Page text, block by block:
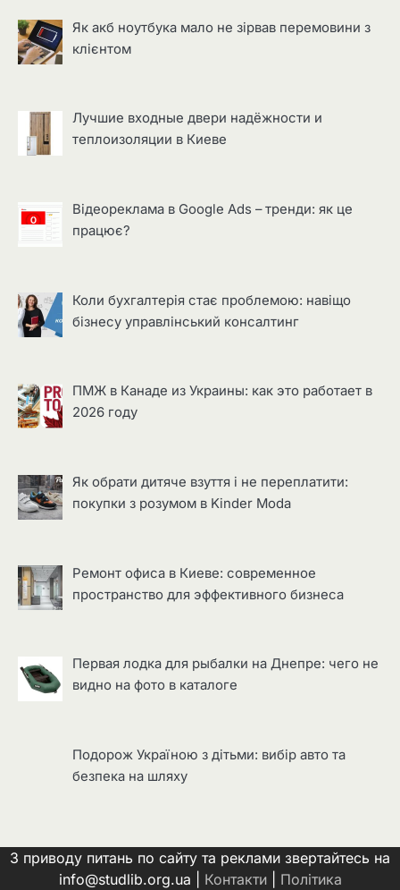
Як акб ноутбука мало не зірвав перемовини з
клієнтом
Лучшие входные двери надёжности и
теплоизоляции в Киеве
Відеореклама в Google Ads – тренди: як це
працює?
Коли бухгалтерія стає проблемою: навіщо
бізнесу управлінський консалтинг
ПМЖ в Канаде из Украины: как это работает в
2026 году
Як обрати дитяче взуття і не переплатити:
покупки з розумом в Kinder Moda
Ремонт офиса в Киеве: современное
пространство для эффективного бизнеса
Первая лодка для рыбалки на Днепре: чего не
видно на фото в каталоге
Подорож Україною з дітьми: вибір авто та
безпека на шляху
З приводу питань по сайту та реклами звертайтесь на
info@studlib.org.ua | Контакти| Політика